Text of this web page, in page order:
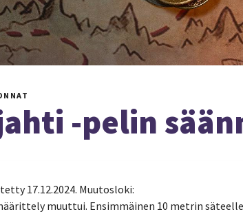
-pelin
17.12.2024. Muutosloki:
muuttui. Ensimmäinen 10 metrin